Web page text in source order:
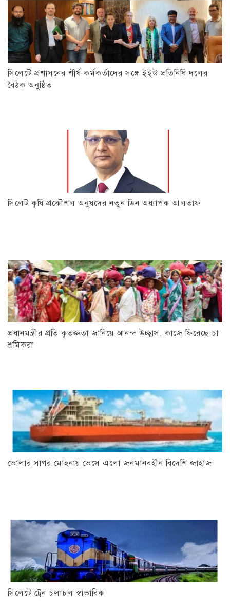
সিলেটে প্রশাসনের শীর্ষ কর্মকর্তাদের সঙ্গে ইইউ প্রতিনিধি দলের
বৈঠক অনুষ্ঠিত
সিলেট কৃষি প্রকৌশল অনুষদের নতুন ডিন অধ্যাপক আলতাফ
প্রধানমন্ত্রীর প্রতি কৃতজ্ঞতা জানিয়ে আনন্দ উচ্ছ্বাস, কাজে ফিরেছে চা
শ্রমিকরা
ভোলার সাগর মোহনায় ভেসে এলো জনমানবহীন বিদেশি জাহাজ
সিলেটে ট্রেন চলাচল স্বাভাবিক